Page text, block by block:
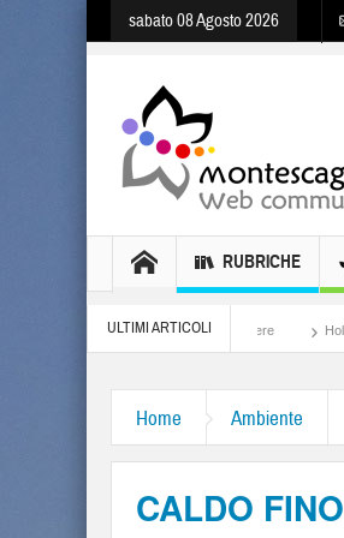
sabato 08 Agosto 2026
RUBRICHE
ULTIMI ARTICOLI
Meloni, il lamento al potere Holodomor, lo
Home Ambiente
CALDO